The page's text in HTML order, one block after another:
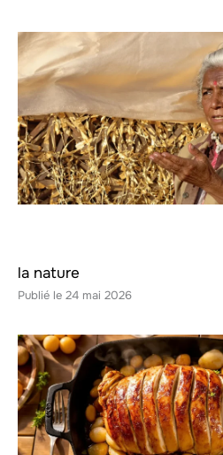
la nature
24 mai 2026